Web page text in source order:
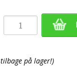
på lager!)